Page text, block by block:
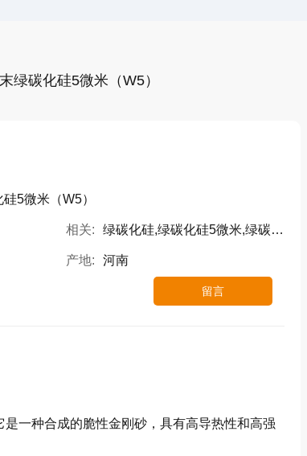
绿碳化硅5微米（W5）
5微米（W5）
相关: 绿碳化硅,绿碳化硅5微米,绿碳化硅微粉W5
产地: 河南
留言
一种合成的脆性金刚砂，具有高导热性和高强